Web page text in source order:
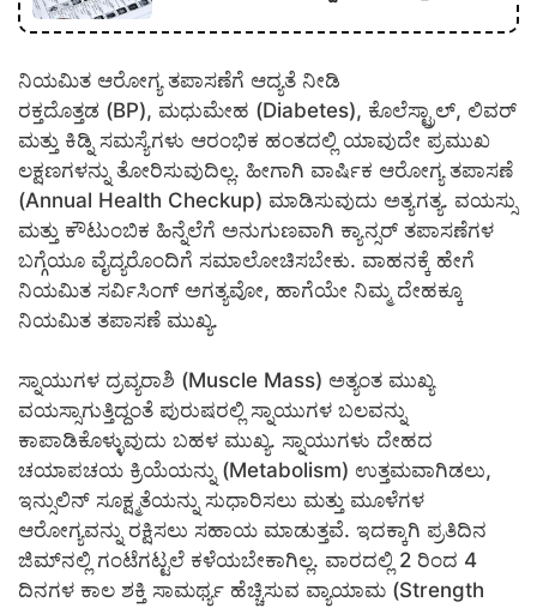
ನಿಯಮಿತ ಆರೋಗ್ಯ ತಪಾಸಣೆಗೆ ಆದ್ಯತೆ ನೀಡಿ
ರಕ್ತದೊತ್ತಡ (BP), ಮಧುಮೇಹ (Diabetes), ಕೊಲೆಸ್ಟ್ರಾಲ್, ಲಿವರ್
ಮತ್ತು ಕಿಡ್ನಿ ಸಮಸ್ಯೆಗಳು ಆರಂಭಿಕ ಹಂತದಲ್ಲಿ ಯಾವುದೇ ಪ್ರಮುಖ
ಲಕ್ಷಣಗಳನ್ನು ತೋರಿಸುವುದಿಲ್ಲ. ಹೀಗಾಗಿ ವಾರ್ಷಿಕ ಆರೋಗ್ಯ ತಪಾಸಣೆ
(Annual Health Checkup) ಮಾಡಿಸುವುದು ಅತ್ಯಗತ್ಯ. ವಯಸ್ಸು
ಮತ್ತು ಕೌಟುಂಬಿಕ ಹಿನ್ನೆಲೆಗೆ ಅನುಗುಣವಾಗಿ ಕ್ಯಾನ್ಸರ್ ತಪಾಸಣೆಗಳ
ಬಗ್ಗೆಯೂ ವೈದ್ಯರೊಂದಿಗೆ ಸಮಾಲೋಚಿಸಬೇಕು. ವಾಹನಕ್ಕೆ ಹೇಗೆ
ನಿಯಮಿತ ಸರ್ವಿಸಿಂಗ್ ಅಗತ್ಯವೋ, ಹಾಗೆಯೇ ನಿಮ್ಮ ದೇಹಕ್ಕೂ
ನಿಯಮಿತ ತಪಾಸಣೆ ಮುಖ್ಯ.
ಸ್ನಾಯುಗಳ ದ್ರವ್ಯರಾಶಿ (Muscle Mass) ಅತ್ಯಂತ ಮುಖ್ಯ
ವಯಸ್ಸಾಗುತ್ತಿದ್ದಂತೆ ಪುರುಷರಲ್ಲಿ ಸ್ನಾಯುಗಳ ಬಲವನ್ನು
ಕಾಪಾಡಿಕೊಳ್ಳುವುದು ಬಹಳ ಮುಖ್ಯ. ಸ್ನಾಯುಗಳು ದೇಹದ
ಚಯಾಪಚಯ ಕ್ರಿಯೆಯನ್ನು (Metabolism) ಉತ್ತಮವಾಗಿಡಲು,
ಇನ್ಸುಲಿನ್ ಸೂಕ್ಷ್ಮತೆಯನ್ನು ಸುಧಾರಿಸಲು ಮತ್ತು ಮೂಳೆಗಳ
ಆರೋಗ್ಯವನ್ನು ರಕ್ಷಿಸಲು ಸಹಾಯ ಮಾಡುತ್ತವೆ. ಇದಕ್ಕಾಗಿ ಪ್ರತಿದಿನ
ಜಿಮ್‌ನಲ್ಲಿ ಗಂಟೆಗಟ್ಟಲೆ ಕಳೆಯಬೇಕಾಗಿಲ್ಲ. ವಾರದಲ್ಲಿ 2 ರಿಂದ 4
ದಿನಗಳ ಕಾಲ ಶಕ್ತಿ ಸಾಮರ್ಥ್ಯ ಹೆಚ್ಚಿಸುವ ವ್ಯಾಯಾಮ (Strength